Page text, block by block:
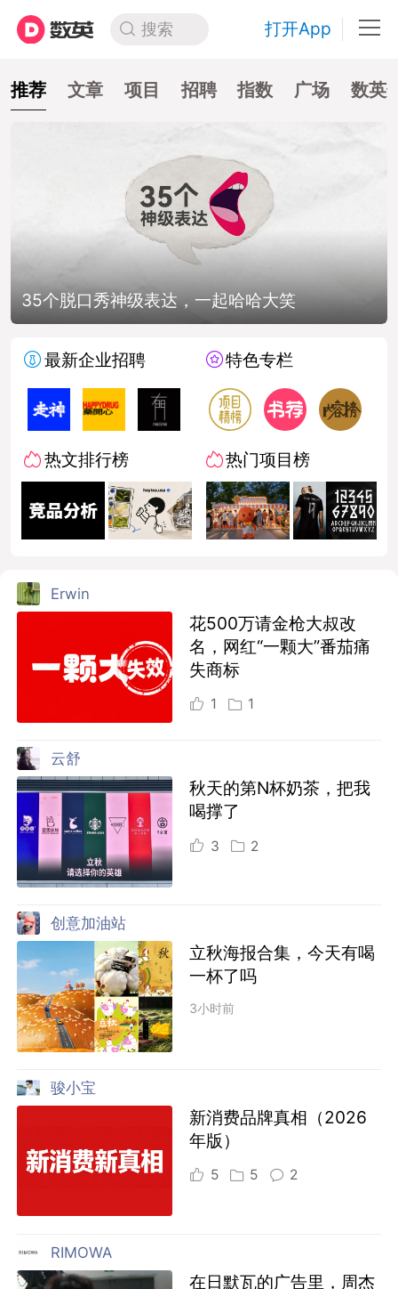
搜索 打开App
推荐 文章 项目 招聘 指数 广场 数英
35个脱口秀神级表达，一起哈哈大笑
最新企业招聘
热文排行榜
特色专栏
热门项目榜
Erwin
花500万请金枪大叔改
名，网红“一颗大”番茄痛
失商标
1 1
云舒
秋天的第N杯奶茶，把我
喝撑了
3 2
创意加油站
立秋海报合集，今天有喝
一杯了吗
3小时前
骏小宝
新消费品牌真相（2026
年版）
5 5 2
RIMOWA
在日默瓦的广告里，周杰